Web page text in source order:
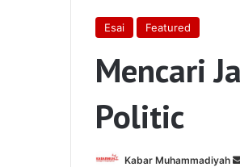
Esai Featured
Mencari
Politic
Kabar Muhammadiyah